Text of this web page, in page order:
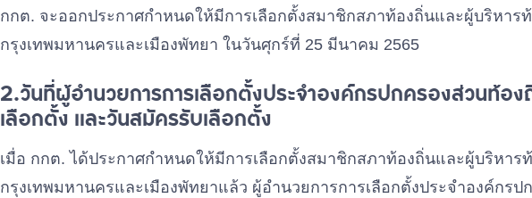
กกต. จะออกประกาศกำหนดให้มีการเลือกตั้งสมาชิกสภาท้องถิ่นและผู้บริหาร
กรุงเทพมหานครและเมืองพัทยา ในวันศุกร์ที่ 25 มีนาคม 2565
2.วันที่ผู้อำนวยการการเลือกตั้งประจำองค์กรปกครองส่วนท้อง
เลือกตั้ง และวันสมัครรับเลือกตั้ง
เมื่อ กกต. ได้ประกาศกำหนดให้มีการเลือกตั้งสมาชิกสภาท้องถิ่นและผู้บริหาร
กรุงเทพมหานครและเมืองพัทยาแล้ว ผู้อำนวยการการเลือกตั้งประจำองค์กร